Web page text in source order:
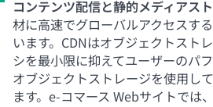
コンテンツ配信と静的メディアス
材に高速でグローバルアクセスす
います。CDNはオブジェクトスト
シを最小限に抑えてユーザーのパ
オブジェクトストレージを使用し
ます。e-コマース Webサイトでは